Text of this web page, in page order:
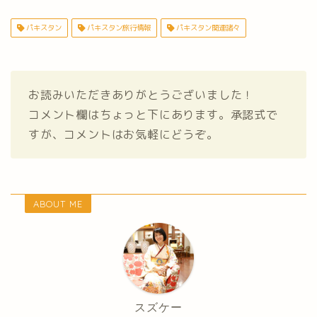
パキスタン パキスタン旅行情報 パキスタン関連諸々
お読みいただきありがとうございました！
コメント欄はちょっと下にあります。承認式で
すが、コメントはお気軽にどうぞ。
ABOUT ME
スズケー